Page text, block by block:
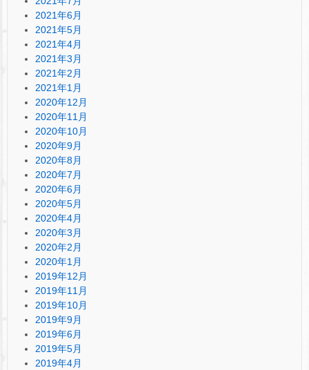
2021年6月
2021年5月
2021年4月
2021年3月
2021年2月
2021年1月
2020年12月
2020年11月
2020年10月
2020年9月
2020年8月
2020年7月
2020年6月
2020年5月
2020年4月
2020年3月
2020年2月
2020年1月
2019年12月
2019年11月
2019年10月
2019年9月
2019年6月
2019年5月
2019年4月